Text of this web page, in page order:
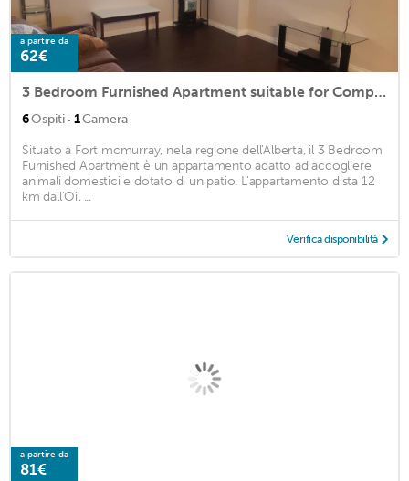
a partire da
62€
3 Bedroom Furnished Apartment suitable for Company Staff with Large Yard Space
6Ospiti · 1Camera
Situato a Fort mcmurray, nella regione dell'Alberta, il 3 Bedroom
Furnished Apartment è un appartamento adatto ad accogliere
animali domestici e dotato di un patio. L'appartamento dista 12
km dall'Oil ...
Verifica disponibilità
a partire da
81€